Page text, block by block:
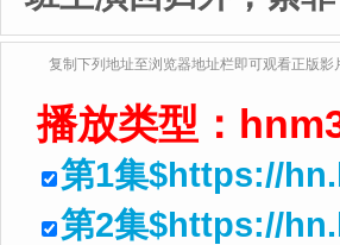
复制下列地址至浏览器地址栏即可观看正版
播放类型：
第1集$https://
第2集$https://